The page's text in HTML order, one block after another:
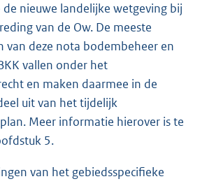
nieuwe landelijke wetgeving bij
van de Ow. De meeste
van deze nota bodembeheer en
vallen onder het
en maken daarmee in de
uit van het tijdelijk
Meer informatie hierover is te
5.
van het gebiedsspecifieke